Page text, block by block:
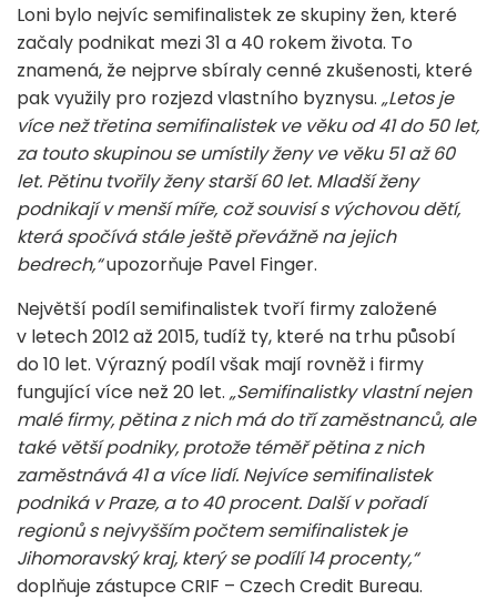
Loni bylo nejvíc semifinalistek ze skupiny žen, které
začaly podnikat mezi 31 a 40 rokem života. To
znamená, že nejprve sbíraly cenné zkušenosti, které
pak využily pro rozjezd vlastního byznysu. „Letos je
více než třetina semifinalistek ve věku od 41 do 50 let,
za touto skupinou se umístily ženy ve věku 51 až 60
let. Pětinu tvořily ženy starší 60 let. Mladší ženy
podnikají v menší míře, což souvisí s výchovou dětí,
která spočívá stále ještě převážně na jejich
bedrech,“upozorňuje Pavel Finger.
Největší podíl semifinalistek tvoří firmy založené
v letech 2012 až 2015, tudíž ty, které na trhu působí
do 10 let. Výrazný podíl však mají rovněž i firmy
fungující více než 20 let. „Semifinalistky vlastní nejen
malé firmy, pětina z nich má do tří zaměstnanců, ale
také větší podniky, protože téměř pětina z nich
zaměstnává 41 a více lidí. Nejvíce semifinalistek
podniká v Praze, a to 40 procent. Další v pořadí
regionů s nejvyšším počtem semifinalistek je
Jihomoravský kraj, který se podílí 14 procenty,“
doplňuje zástupce CRIF – Czech Credit Bureau.